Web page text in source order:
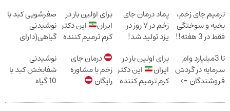
ترمیم جای زخم،
بخیه و سوختگی
فقط در 3 هفته!!
پماد درمان جای
زخم در ۷ روز در
یزد تولید شد!
برای اولین بار در
ایران
این دکتر
کرم ترمیم کننده
صفرشویی کبد با
نوشیدنی
گیاهی(دارای
سلامت+55تخفیف)
تا 3میلیارد وام
سرمایه در گردش
فروشندگان =>
ثبت کن
برای اولین بار در
ایران
این دکتر
کرم ترمیم کننده
درمان جای
زخم با مشاوره
رایگان
نوشیدنی
شفابخش کبد با
10 گیاه
امشب)